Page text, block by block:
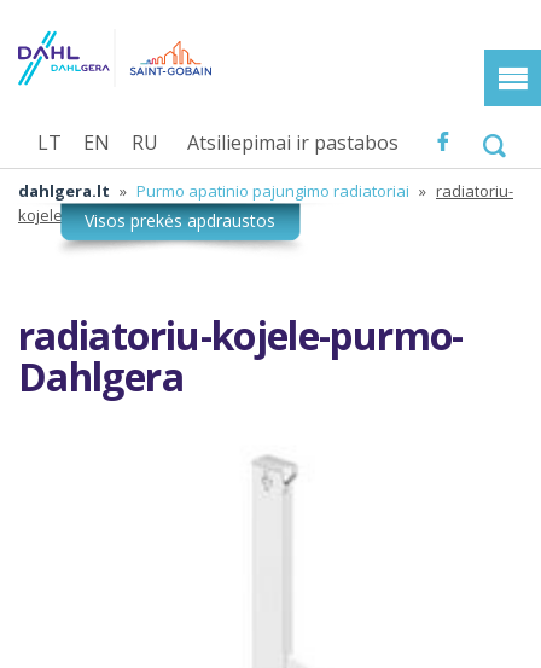
Atsiliepimai ir pastabos
LT EN RU
dahlgera.lt » Purmo apatinio pajungimo radiatoriai » radiatoriu-
kojele-purmo-Dahlgera
radiatoriu-kojele-purmo-
Dahlgera